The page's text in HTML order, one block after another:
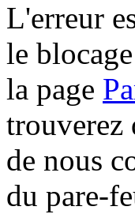
L'erreur
le
la page
trouverez
de nous
du pare-